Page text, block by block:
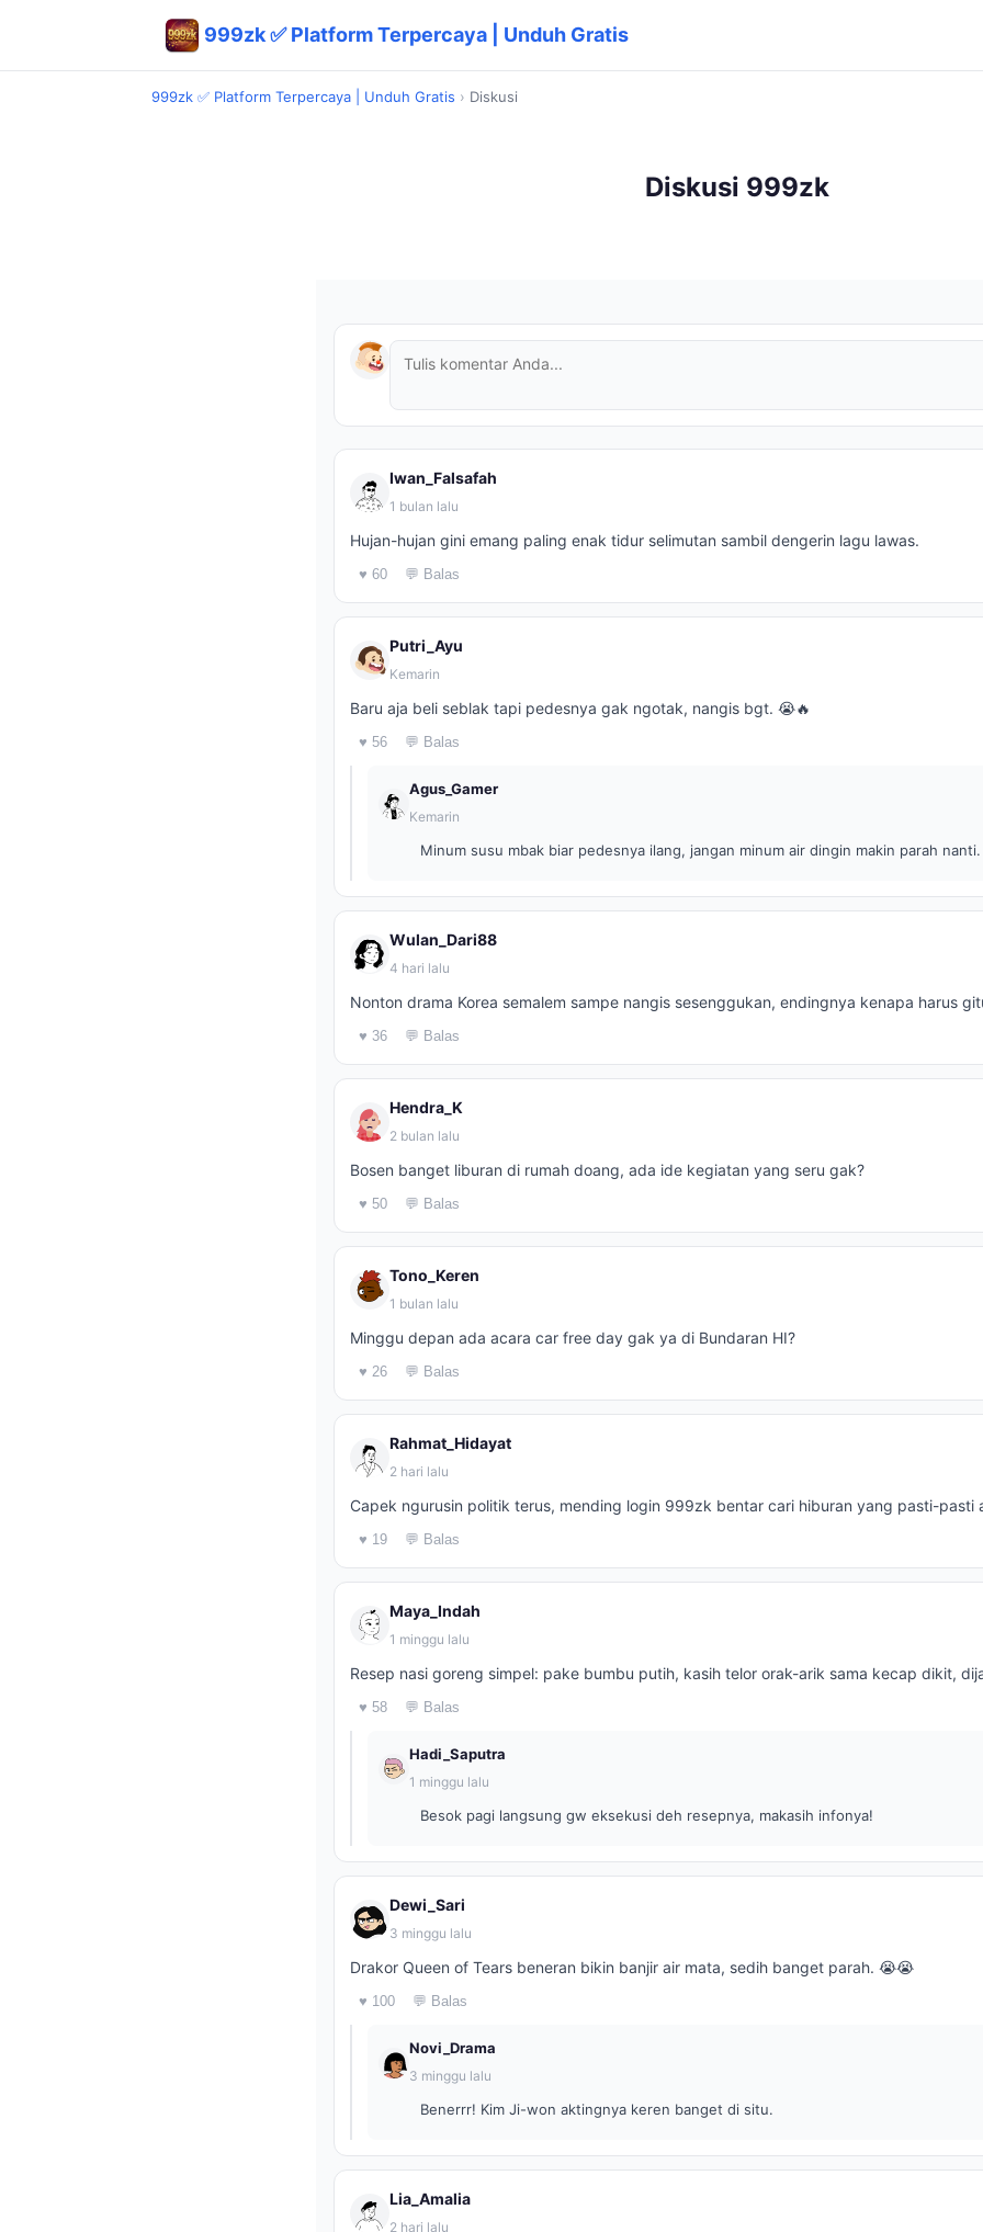
999zk ✅ Platform Terpercaya | Unduh Gratis
999zk ✅ Platform Terpercaya | Unduh Gratis › Diskusi
Diskusi 999zk
Iwan_Falsafah
1 bulan lalu
Hujan-hujan gini emang paling enak tidur selimutan sambil dengerin lagu lawas.
♥ 60 💬 Balas
Putri_Ayu
Kemarin
Baru aja beli seblak tapi pedesnya gak ngotak, nangis bgt. 😭🔥
♥ 56 💬 Balas
Agus_Gamer
Kemarin
Minum susu mbak biar pedesnya ilang, jangan minum air dingin makin parah nanti.
Wulan_Dari88
4 hari lalu
Nonton drama Korea semalem sampe nangis sesenggukan, endingnya kenapa harus
♥ 36 💬 Balas
Hendra_K
2 bulan lalu
Bosen banget liburan di rumah doang, ada ide kegiatan yang seru gak?
♥ 50 💬 Balas
Tono_Keren
1 bulan lalu
Minggu depan ada acara car free day gak ya di Bundaran HI?
♥ 26 💬 Balas
Rahmat_Hidayat
2 hari lalu
Capek ngurusin politik terus, mending login 999zk bentar cari hiburan yang pasti-pasti
♥ 19 💬 Balas
Maya_Indah
1 minggu lalu
Resep nasi goreng simpel: pake bumbu putih, kasih telor orak-arik sama kecap dikit,
♥ 58 💬 Balas
Hadi_Saputra
1 minggu lalu
Besok pagi langsung gw eksekusi deh resepnya, makasih infonya!
Dewi_Sari
3 minggu lalu
Drakor Queen of Tears beneran bikin banjir air mata, sedih banget parah. 😭😭
♥ 100 💬 Balas
Novi_Drama
3 minggu lalu
Benerrr! Kim Ji-won aktingnya keren banget di situ.
Lia_Amalia
2 hari lalu